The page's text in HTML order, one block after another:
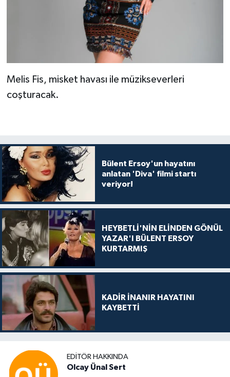
Melis Fis, misket havası ile müzikseverleri
coşturacak.
Bülent Ersoy'un hayatını
anlatan 'Diva' filmi startı
veriyor!
HEYBETLİ'NİN ELİNDEN GÖNÜL
YAZAR'I BÜLENT ERSOY
KURTARMIŞ
KADİR İNANIR HAYATINI
KAYBETTİ
EDITÖR HAKKINDA
Olcay Ünal Sert